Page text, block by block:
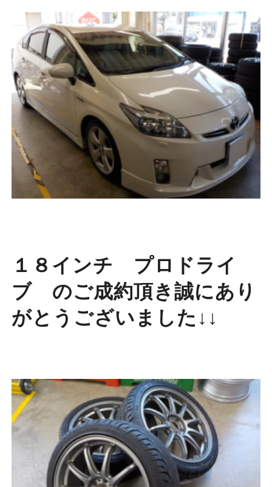
１８インチ プロドライ
ブ のご成約頂き誠にあり
がとうございました↓↓